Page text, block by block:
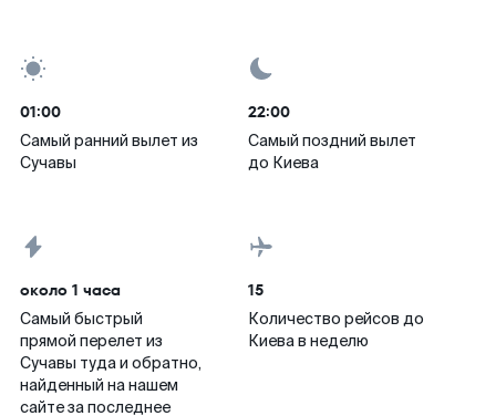
01:00
Самый ранний вылет из
Сучавы
22:00
Самый поздний вылет
до Киева
около 1 часа
Самый быстрый
прямой перелет из
Сучавы туда и обратно,
найденный на нашем
сайте за последнее
15
Количество рейсов до
Киева в неделю